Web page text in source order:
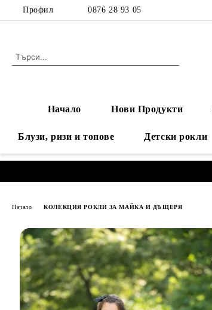
Профил 0876 28 93 05
Начало Нови Продукти
Блузи, ризи и топове Детски рокли
Начало КОЛЕКЦИЯ РОКЛИ ЗА МАЙКА И ДЪЩЕРЯ